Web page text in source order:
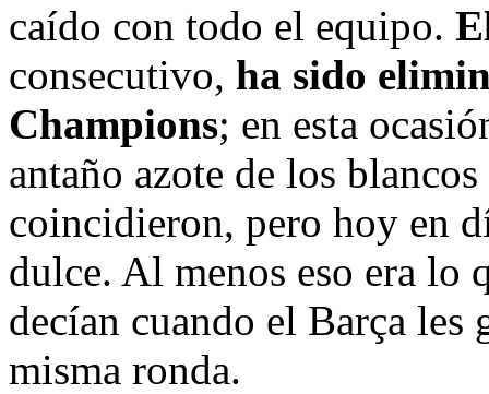
caído con todo el equipo.
consecutivo, ha sido
Champions; en esta
antaño azote de los
coincidieron, pero hoy en
dulce. Al menos eso era lo
decían cuando el Barça les
misma ronda.